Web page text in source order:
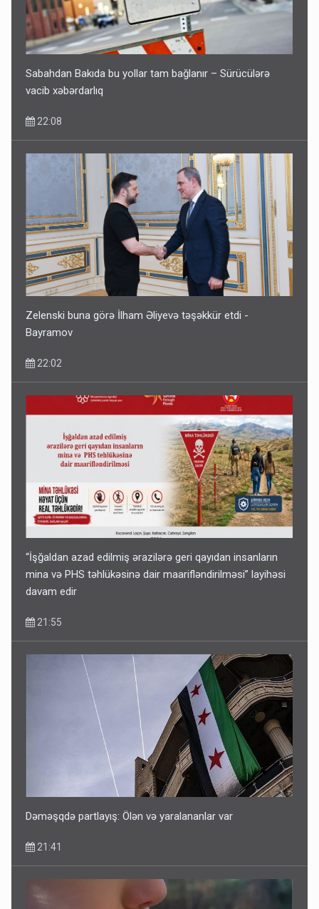
Sabahdan Bakıda bu yollar tam bağlanır – Sürücülərə
vacib xəbərdarlıq
22:08
Zelenski buna görə İlham Əliyevə təşəkkür etdi -
Bayramov
22:02
“İşğaldan azad edilmiş ərazilərə geri qayıdan insanların
mina və PHS təhlükəsinə dair maarifləndirilməsi” layihəsi
davam edir
21:55
Dəməşqdə partlayış: Ölən və yaralananlar var
21:41